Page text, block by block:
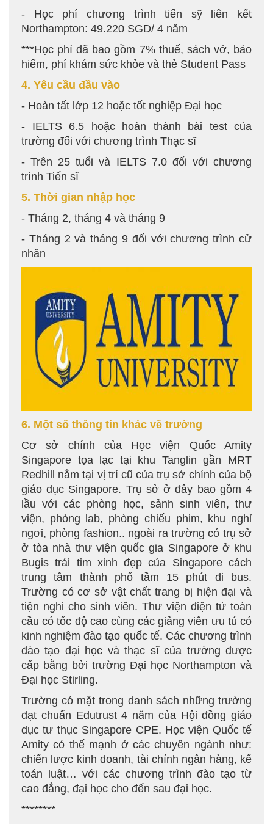
- Học phí chương trình tiến sỹ liên kết
Northampton: 49.220 SGD/ 4 năm
***Học phí đã bao gồm 7% thuế, sách vở, bảo
hiểm, phí khám sức khỏe và thẻ Student Pass
4. Yêu cầu đầu vào
- Hoàn tất lớp 12 hoặc tốt nghiệp Đại học
- IELTS 6.5 hoặc hoàn thành bài test của
trường đối với chương trình Thạc sĩ
- Trên 25 tuổi và IELTS 7.0 đối với chương
trình Tiến sĩ
5. Thời gian nhập học
- Tháng 2, tháng 4 và tháng 9
- Tháng 2 và tháng 9 đối với chương trình cử
nhân
6. Một số thông tin khác về trường
Cơ sở chính của Học viện Quốc Amity
Singapore tọa lạc tại khu Tanglin gần MRT
Redhill nằm tại vị trí cũ của trụ sở chính của bộ
giáo dục Singapore. Trụ sở ở đây bao gồm 4
lầu với các phòng học, sảnh sinh viên, thư
viện, phòng lab, phòng chiếu phim, khu nghỉ
ngơi, phòng fashion.. ngoài ra trường có trụ sở
ở tòa nhà thư viện quốc gia Singapore ở khu
Bugis trái tim xinh đẹp của Singapore cách
trung tâm thành phố tầm 15 phút đi bus.
Trường có cơ sở vật chất trang bị hiện đại và
tiện nghi cho sinh viên. Thư viện điện tử toàn
cầu có tốc độ cao cùng các giảng viên ưu tú có
kinh nghiệm đào tạo quốc tế. Các chương trình
đào tạo đại học và thạc sĩ của trường được
cấp bằng bởi trường Đại học Northampton và
Đại học Stirling.
Trường có mặt trong danh sách những trường
đạt chuẩn Edutrust 4 năm của Hội đồng giáo
dục tư thục Singapore CPE. Học viện Quốc tế
Amity có thế mạnh ở các chuyên ngành như:
chiến lược kinh doanh, tài chính ngân hàng, kế
toán luật… với các chương trình đào tạo từ
cao đẳng, đại học cho đến sau đại học.
********